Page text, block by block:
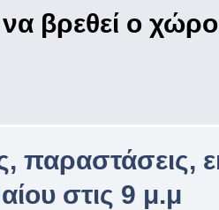
βρεθεί ο
παραστάσεις,
στις 9 μ.μ